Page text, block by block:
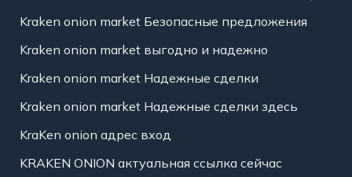
Kraken onion market Безопасные предложения
Kraken onion market выгодно и надежно
Kraken onion market Надежные сделки
Kraken onion market Надежные сделки здесь
KraKen onion адрес вход
KRAKEN ONION актуальная ссылка сейчас